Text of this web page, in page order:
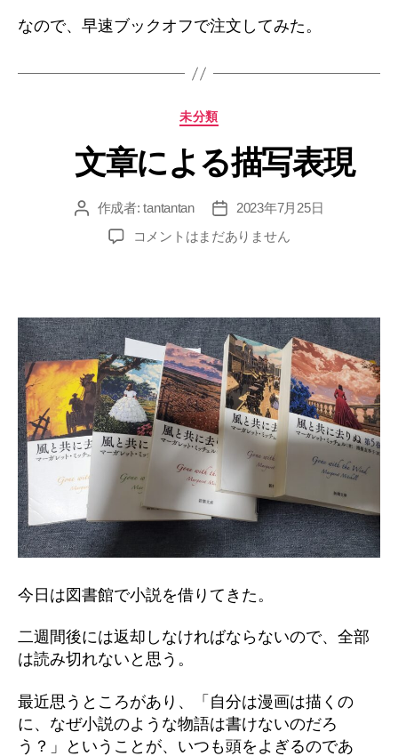
なので、早速ブックオフで注文してみた。
カ
ゴ
リ
未分類
文章による描写表現
投 作成者:tantantan
投
稿
日
2023年7月25日
る
描
写
表
現
へ
の
コメントはまだありません
今日は図書館で小説を借りてきた。
二週間後には返却しなければならないので、全部
は読み切れないと思う。
最近思うところがあり、「自分は漫画は描くの
に、なぜ小説のような物語は書けないのだろ
う？」ということが、いつも頭をよぎるのであ